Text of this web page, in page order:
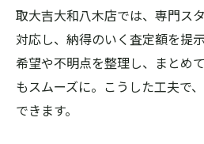
取大吉大和八木店では、専門ス
対応し、納得のいく査定額を提
希望や不明点を整理し、まとめ
もスムーズに。こうした工夫で
できます。